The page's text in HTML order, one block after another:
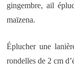
gingembre, ail
maïzena.
Éplucher une
rondelles de 2 cm